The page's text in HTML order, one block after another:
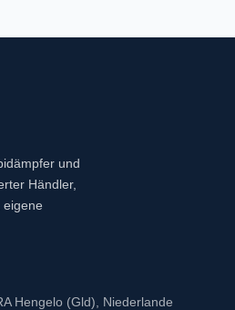
und
Händler,
Hengelo (Gld), Niederlande